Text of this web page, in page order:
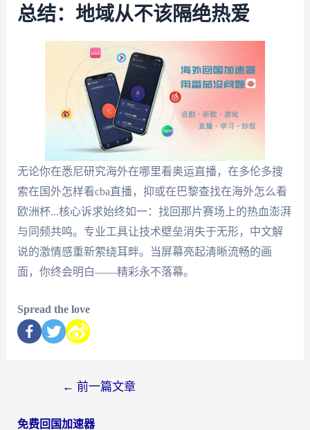
总结：地域从不该隔绝热爱
无论你在悉尼研究海外在哪里看奥运直播，在多伦多搜
索在国外怎样看cba直播，抑或在巴黎查找在海外怎么看
欧洲杯...核心诉求始终如一：找回那片赛场上的热血澎湃
与同频共鸣。专业工具让技术壁垒消失于无形，中文解
说的激情感重新萦绕耳畔。当屏幕亮起清晰流畅的画
面，你终会明白——精彩永不落幕。
Spread the love
← 前一篇文章
免费回国加速器